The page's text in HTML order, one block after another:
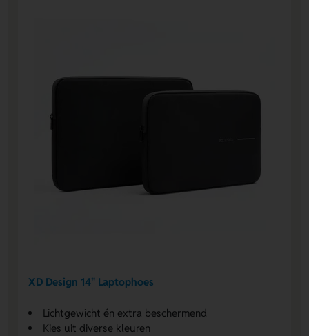
XD Design 14" Laptophoes
Lichtgewicht én extra beschermend
Kies uit diverse kleuren